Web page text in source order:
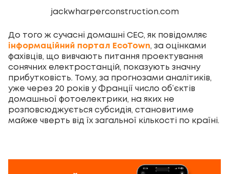
jackwharperconstruction.com
До того ж сучасні домашні СЕС, як повідомляє
інформаційний портал EcoTown, за оцінками
фахівців, що вивчають питання проектування
сонячних електростанцій, показують значну
прибутковість. Тому, за прогнозами аналітиків,
уже через 20 років у Франції число об’єктів
домашньої фотоелектрики, на яких не
розповсюджується субсидія, становитиме
майже чверть від їх загальної кількості по країні.